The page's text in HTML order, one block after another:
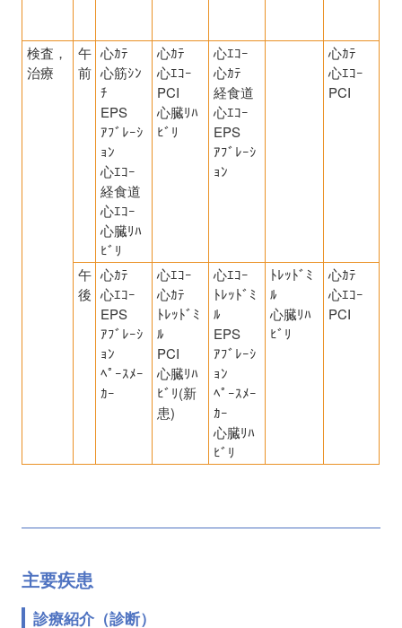
検査，
治療
午
前
心ｶﾃ
心筋ｼﾝ
ﾁ
EPS
ｱﾌﾞﾚｰｼ
ｮﾝ
心ｴｺｰ
経食道
心ｴｺｰ
心臓ﾘﾊ
ﾋﾞﾘ
心ｶﾃ
心ｴｺｰ
PCI
心臓ﾘﾊ
ﾋﾞﾘ
心ｴｺｰ
心ｶﾃ
経食道
心ｴｺｰ
EPS
ｱﾌﾞﾚｰｼ
ｮﾝ
心ｶﾃ
心ｴｺｰ
PCI
午
後
心ｶﾃ
心ｴｺｰ
EPS
ｱﾌﾞﾚｰｼ
ｮﾝ
ﾍﾟｰｽﾒｰ
ｶｰ
心ｴｺｰ
心ｶﾃ
ﾄﾚｯﾄﾞﾐ
ﾙ
PCI
心臓ﾘﾊ
ﾋﾞﾘ(新
患)
心ｴｺｰ
ﾄﾚｯﾄﾞﾐ
ﾙ
EPS
ｱﾌﾞﾚｰｼ
ｮﾝ
ﾍﾟｰｽﾒｰ
ｶｰ
心臓ﾘﾊ
ﾋﾞﾘ
ﾄﾚｯﾄﾞﾐ
ﾙ
心臓ﾘﾊ
ﾋﾞﾘ
心ｶﾃ
心ｴｺｰ
PCI
主要疾患
診療紹介（診断）